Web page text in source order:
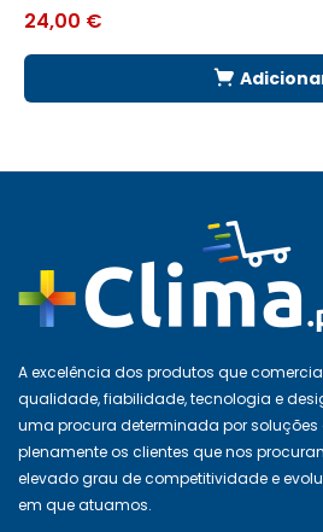
24,00 €
A excelência dos produtos que
qualidade, fiabilidade, tecnologia e
uma procura determinada por
plenamente os clientes que nos
elevado grau de competitividade e
em que atuamos.